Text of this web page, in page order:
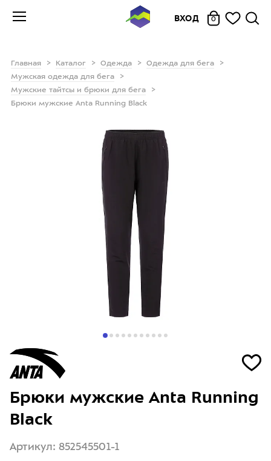
ВХОД 0
Главная Каталог Одежда
Одежда для бега
Мужская одежда для бега
Мужские тайтсы и брюки для бега
Брюки мужские Anta Running Black
Брюки мужские Anta Running
Black
Артикул: 852545501-1